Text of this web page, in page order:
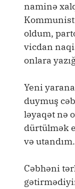
naminə
oldum,
vicdan
onlara
Yeni
duymuş
ləyaqət nə
dürtülmək
və utandım.
Cəbhəni